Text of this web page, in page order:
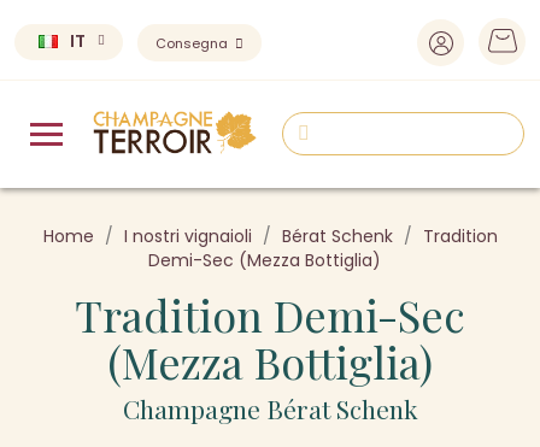
IT Consegna
Home I nostri vignaioli Bérat Schenk
Tradition
Demi-Sec (Mezza Bottiglia)
Tradition Demi-Sec
(Mezza Bottiglia)
Champagne Bérat Schenk